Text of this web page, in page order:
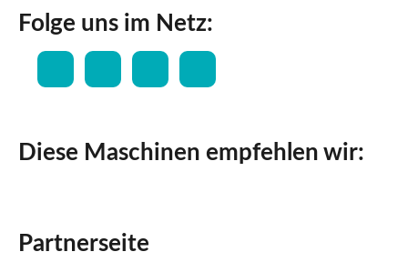
Folge uns im Netz:
Diese Maschinen empfehlen wir:
Partnerseite